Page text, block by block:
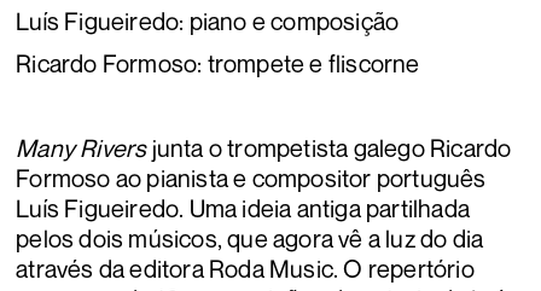
Luís Figueiredo: piano e composição
Ricardo Formoso: trompete e fliscorne
Many Riversjunta o trompetista galego Ricardo
Formoso ao pianista e compositor português
Luís Figueiredo. Uma ideia antiga partilhada
pelos dois músicos, que agora vê a luz do dia
através da editora Roda Music. O repertório